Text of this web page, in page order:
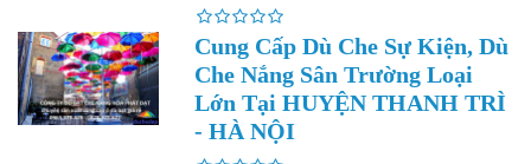
Cung Cấp Dù Che Sự Kiện, Dù
Che Nắng Sân Trường Loại
Lớn Tại HUYỆN THANH TRÌ
- HÀ NỘI